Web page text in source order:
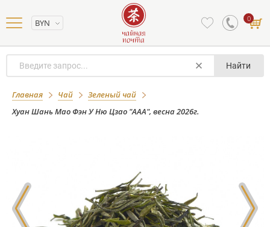
BYN 0
Найти
Главная Чай
Зеленый чай
Хуан Шань Мао Фэн У Ню Цзао "ААА", весна 2026г.
Хуан Шань Мао Фэн У Ню Цзао "ААА",
весна 2026г.